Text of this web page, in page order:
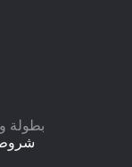
© بطولة
شروط